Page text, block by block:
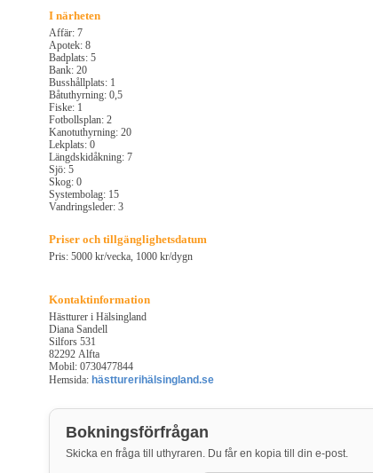
I närheten
Affär: 7
Apotek: 8
Badplats: 5
Bank: 20
Busshållplats: 1
Båtuthyrning: 0,5
Fiske: 1
Fotbollsplan: 2
Kanotuthyrning: 20
Lekplats: 0
Längdskidåkning: 7
Sjö: 5
Skog: 0
Systembolag: 15
Vandringsleder: 3
Priser och tillgänglighetsdatum
Pris: 5000 kr/vecka, 1000 kr/dygn
Kontaktinformation
Hästturer i Hälsingland
Diana Sandell
Silfors 531
82292 Alfta
Mobil: 0730477844
Hemsida: hästturerihälsingland.se
Bokningsförfrågan
Skicka en fråga till uthyraren. Du får en kopia till din e-post.